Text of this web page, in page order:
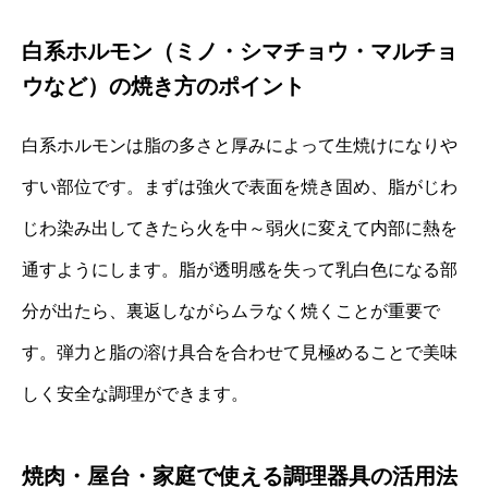
白系ホルモン（ミノ・シマチョウ・マルチョ
ウなど）の焼き方のポイント
白系ホルモンは脂の多さと厚みによって生焼けになりや
すい部位です。まずは強火で表面を焼き固め、脂がじわ
じわ染み出してきたら火を中～弱火に変えて内部に熱を
通すようにします。脂が透明感を失って乳白色になる部
分が出たら、裏返しながらムラなく焼くことが重要で
す。弾力と脂の溶け具合を合わせて見極めることで美味
しく安全な調理ができます。
焼肉・屋台・家庭で使える調理器具の活用法